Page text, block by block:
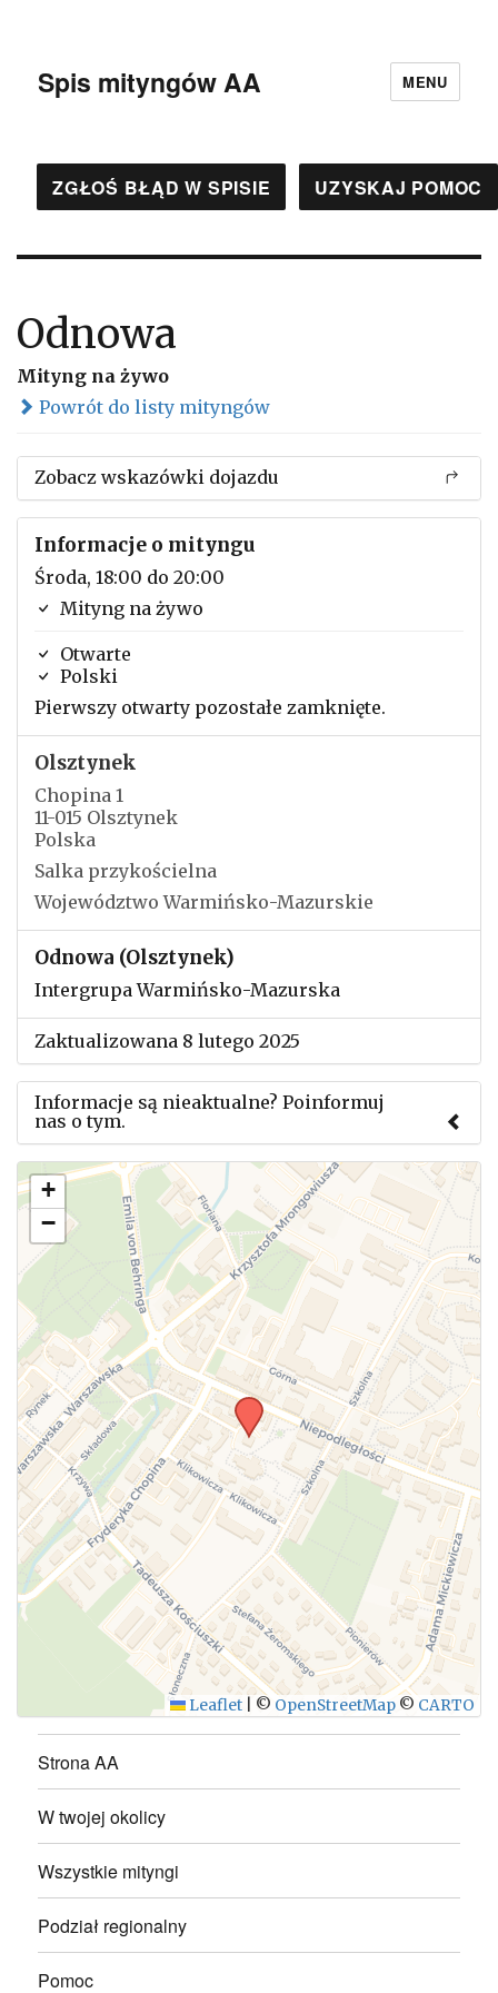
Spis mityngów AA MENU
ZGŁOŚ BŁĄD W SPISIE UZYSKAJ POMOC
Odnowa
Mityng na żywo
Powrót do listy mityngów
Zobacz wskazówki dojazdu
Informacje o mityngu
Środa, 18:00 do 20:00
Mityng na żywo
Otwarte
Polski
Pierwszy otwarty pozostałe zamknięte.
Olsztynek
Chopina 1
11-015 Olsztynek
Polska
Salka przykościelna
Województwo Warmińsko-Mazurskie
Odnowa (Olsztynek)
Intergrupa Warmińsko-Mazurska
Zaktualizowana 8 lutego 2025
Informacje są nieaktualne? Poinformuj
nas o tym.
Użyj tego formularza aby przesłać informację o
zmianach w powyższym mityngu.
WYŚLIJ
+
−
Leaflet © OpenStreetMap © CARTO
Strona AA
W twojej okolicy
Wszystkie mityngi
Podział regionalny
Pomoc